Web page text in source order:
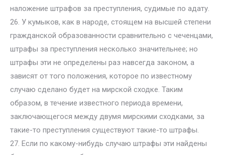
наложение штрафов за преступления, судимые по адату.
26. У кумыков, как в народе, стоящем на высшей степени
гражданской образованности сравнительно с чеченцами,
штрафы за преступления несколько значительнее; но
штрафы эти не определены раз навсегда законом, а
зависят от того положения, которое по известному
случаю сделано будет на мирской сходке. Таким
образом, в течение известного периода времени,
заключающегося между двумя мирскими сходками, за
такие-то преступления существуют такие-то штрафы.
27. Если по какому-нибудь случаю штрафы эти найдены